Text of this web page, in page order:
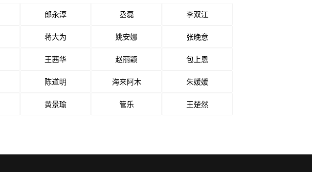
郎永淳 丞磊 李双江
蒋大为 姚安娜 张晚意
王茜华 赵丽颖 包上恩
陈道明 海来阿木 朱媛媛
黄景瑜 管乐 王楚然